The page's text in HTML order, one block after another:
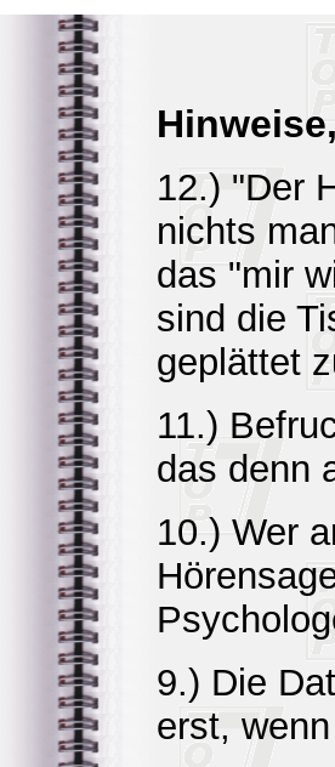
12.) "Der
nichts
das "mir
sind die
geplättet
11.)
das denn
10.) Wer
9.) Die
erst,